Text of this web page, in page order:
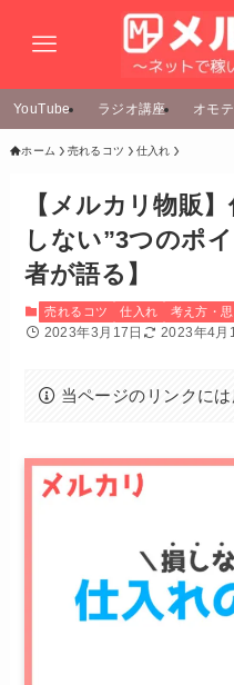
YouTube ラジオ講座 オモ
ホーム 売れるコツ 仕入れ
【メルカリ物販
しない”3つのポ
者が語る】
売れるコツ 仕入れ 考え方・
2023年3月17日 2023年4月
当ページのリンクに